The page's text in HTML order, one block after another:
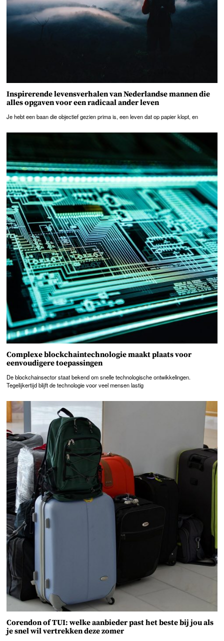
Inspirerende levensverhalen van Nederlandse mannen die
alles opgaven voor een radicaal ander leven
Je hebt een baan die objectief gezien prima is, een leven dat op papier klopt, en
Complexe blockchaintechnologie maakt plaats voor
eenvoudigere toepassingen
De blockchainsector staat bekend om snelle technologische ontwikkelingen.
Tegelijkertijd blijft de technologie voor veel mensen lastig
Corendon of TUI: welke aanbieder past het beste bij jou als
je snel wil vertrekken deze zomer